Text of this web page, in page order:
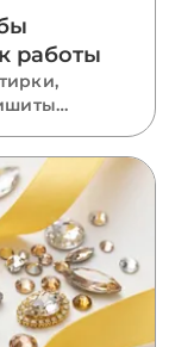
работы
отличается
и какие